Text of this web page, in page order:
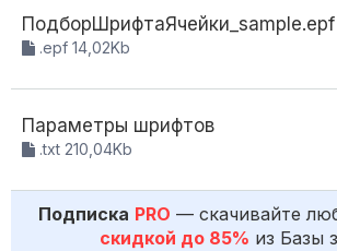
ПодборШрифтаЯчейки_sample.epf
.epf 14,02Kb
Параметры шрифтов
.txt 210,04Kb
Подписка PRO — скачивайте
скидкой до 85% из Базы